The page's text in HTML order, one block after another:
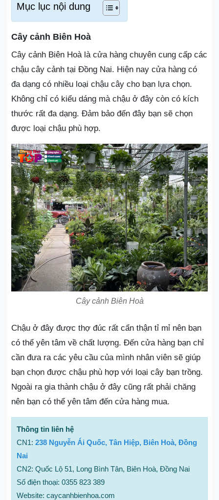
Mục lục nội dung
Cây cảnh Biên Hoà
Cây cảnh Biên Hoà là cửa hàng chuyên cung cấp các
chậu cây cảnh tại Đồng Nai. Hiện nay cửa hàng có
đa dạng có nhiều loại chậu cây cho bạn lựa chọn.
Không chỉ có kiểu dáng mà chậu ở đây còn có kích
thước rất đa dạng. Đảm bảo đến đây bạn sẽ chọn
được loại chậu phù hợp.
Cây cảnh Biên Hoà
Chậu ở đây được thợ đúc rất cẩn thận tỉ mỉ nên bạn
có thể yên tâm về chất lượng. Đến cửa hàng bạn chỉ
cần đưa ra các yêu cầu của mình nhân viên sẽ giúp
bạn chọn được chậu phù hợp với loại cây bạn trồng.
Ngoài ra gia thành chậu ở đây cũng rất phải chăng
nên bạn có thể yên tâm đến cửa hàng mua.
Thông tin liên hệ
CN1: 238 Nguyễn Ái Quốc, Tân Hiệp, Biên Hoà, Đồng
Nai
CN2: Quốc Lộ 51, Long Bình Tân, Biên Hoà, Đồng Nai
Số điện thoại: 0355 823 389
Website: caycanhbienhoa.com